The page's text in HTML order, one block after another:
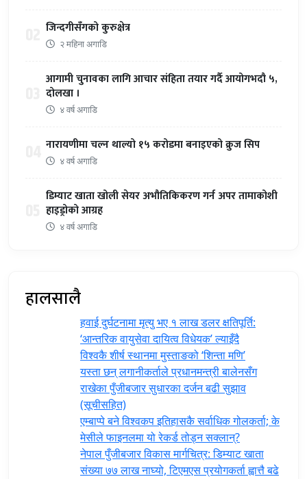
जिन्दगीसँगको कुरुक्षेत्र
२ महिना अगाडि
आगामी चुनावका लागि आचार संहिता तयार गर्दै आयोगभदौ ५,
दोलखा ।
४ वर्ष अगाडि
नारायणीमा चल्न थाल्यो १५ करोडमा बनाइएको क्रुज सिप
४ वर्ष अगाडि
डिम्याट खाता खोली सेयर अभौतिकिकरण गर्न अपर तामाकोशी
हाइड्रोको आग्रह
४ वर्ष अगाडि
हालसालै
हवाई दुर्घटनामा मृत्यु भए १ लाख डलर क्षतिपूर्ति:
‘आन्तरिक वायुसेवा दायित्व विधेयक’ ल्याइँदै
विश्वकै शीर्ष स्थानमा मुस्ताङको ‘शिन्ता मणि’
यस्ता छन् लगानीकर्ताले प्रधानमन्त्री ‍बालेनसँग
राखेका पुँजीबजार सुधारका दर्जन बढी सुझाव
(सूचीसहित)
एम्बाप्पे बने विश्वकप इतिहासकै सर्वाधिक गोलकर्ता; के
मेसीले फाइनलमा यो रेकर्ड तोड्न सक्लान्?
नेपाल पुँजीबजार विकास मार्गचित्र: डिम्याट खाता
संख्या ७७ लाख नाघ्यो, टिएमएस प्रयोगकर्ता ह्वात्तै बढे